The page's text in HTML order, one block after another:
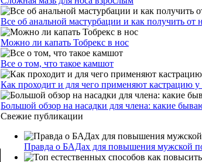
Все об анальной мастурбации и как получить от
Можно ли капать Тобрекс в нос
Все о том, что такое камшот
Как проходит и для чего применяют кастрацию
Большой обзор на насадки для члена: какие
Свежие публикации
Правда о БАДах для повышения мужской